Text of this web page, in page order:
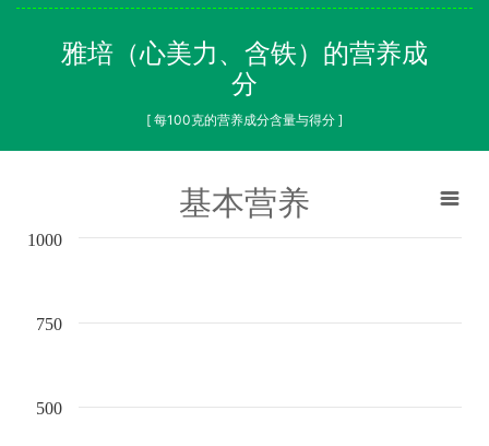
雅培（心美力、含铁）的营养成
分
[ 每100克的营养成分含量与得分 ]
基本营养
500
750
1000